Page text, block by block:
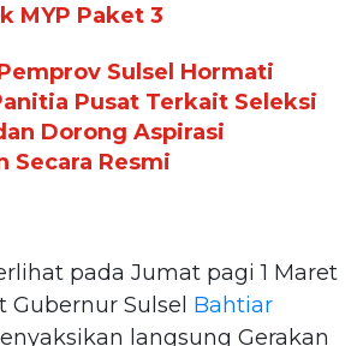
MYP Paket 3
Sulsel Hormati
Pusat Terkait Seleksi
Dorong Aspirasi
Secara Resmi
pada Jumat pagi 1 Maret
Gubernur Sulsel Bahtiar
langsung Gerakan